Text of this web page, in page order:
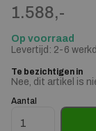
1.588,-
Op voorraad
Levertijd: 2-6
Te bezichtigen in
Nee, dit artikel is
Aantal
TV-dressoir